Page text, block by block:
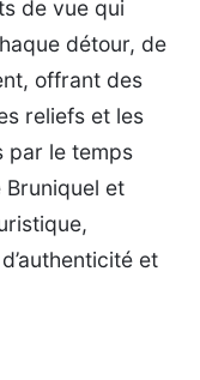
de vue qui
détour, de
offrant des
reliefs et les
par le temps
et
et